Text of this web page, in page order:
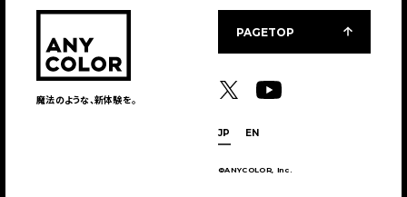
魔法のような、新体験を。
JP EN
©ANYCOLOR, Inc.
PAGETOP